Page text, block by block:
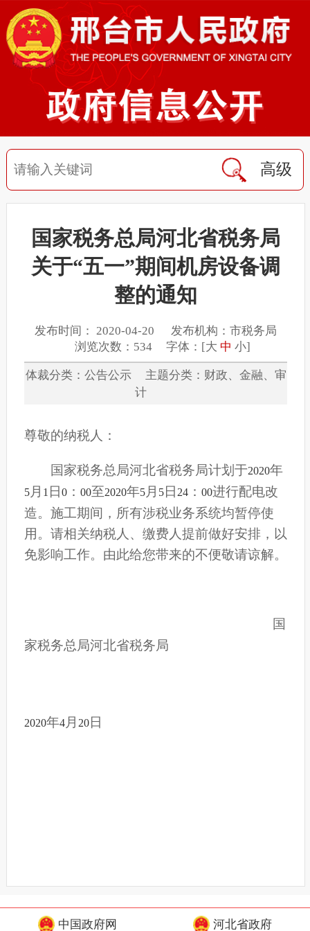
高级
国家税务总局河北省税务局
关于“五一”期间机房设备调
整的通知
发布时间： 2020-04-20 发布机构：市税务局
浏览次数：534 字体：[大 中 小]
体裁分类：公告公示 主题分类：财政、金融、审
计
尊敬的纳税人：
国家税务总局河北省税务局计划于2020年
5月 1 日 0： 00至2020年5月 5日 24： 00进行配电改
造。施工期间，所有涉税业务系统均暂停使
用。请相关纳税人、缴费人提前做好安排，以
免影响工作。由此给您带来的不便敬请谅解。
国
家税务总局河北省税务局
2020年4月 20日
中国政府网 河北省政府